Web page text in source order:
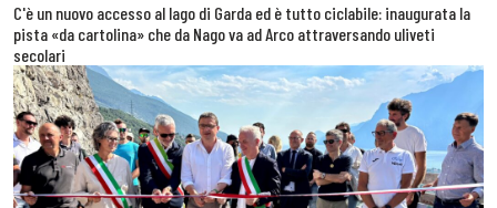
C'è un nuovo accesso al lago di Garda ed è tutto ciclabile: inaugurata la
pista «da cartolina» che da Nago va ad Arco attraversando uliveti
secolari